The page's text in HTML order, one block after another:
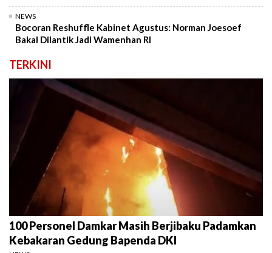
NEWS
Bocoran Reshuffle Kabinet Agustus: Norman Joesoef
Bakal Dilantik Jadi Wamenhan RI
TERKINI
100 Personel Damkar Masih Berjibaku Padamkan
Kebakaran Gedung Bapenda DKI